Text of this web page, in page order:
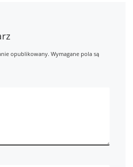
opublikowany. Wymagane pola są